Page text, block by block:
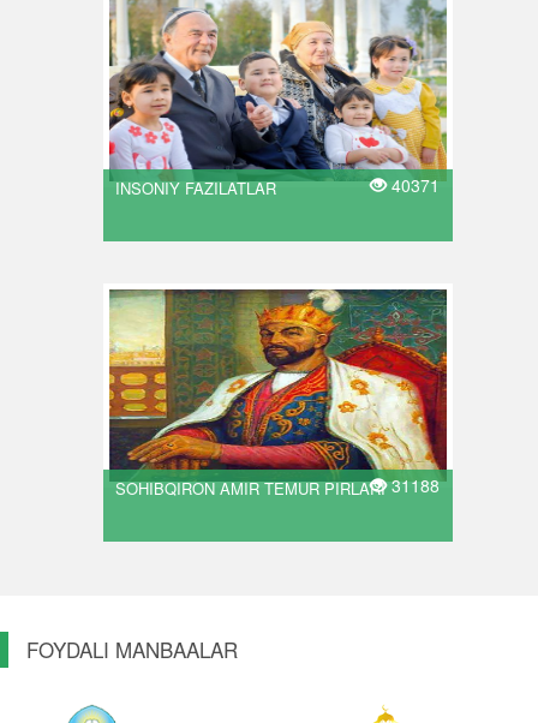
INSONIY FAZILATLAR 40371
SOHIBQIRON AMIR TEMUR PIRLARI31188
FOYDALI MANBAALAR